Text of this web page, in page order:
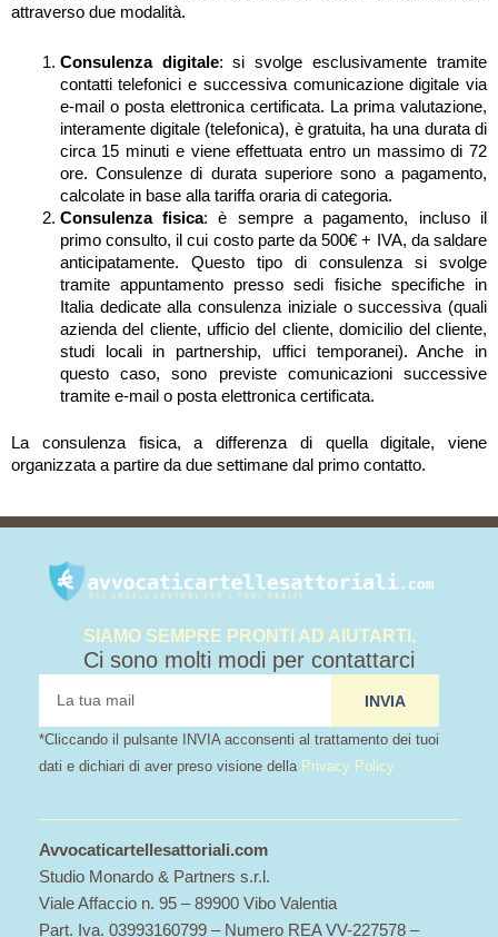
attraverso due modalità.
Consulenza digitale: si svolge esclusivamente tramite
contatti telefonici e successiva comunicazione digitale via
e-mail o posta elettronica certificata. La prima valutazione,
interamente digitale (telefonica), è gratuita, ha una durata di
circa 15 minuti e viene effettuata entro un massimo di 72
ore. Consulenze di durata superiore sono a pagamento,
calcolate in base alla tariffa oraria di categoria.
Consulenza fisica: è sempre a pagamento, incluso il
primo consulto, il cui costo parte da 500€ + IVA, da saldare
anticipatamente. Questo tipo di consulenza si svolge
tramite appuntamento presso sedi fisiche specifiche in
Italia dedicate alla consulenza iniziale o successiva (quali
azienda del cliente, ufficio del cliente, domicilio del cliente,
studi locali in partnership, uffici temporanei). Anche in
questo caso, sono previste comunicazioni successive
tramite e-mail o posta elettronica certificata.
La consulenza fisica, a differenza di quella digitale, viene
organizzata a partire da due settimane dal primo contatto.
SIAMO SEMPRE PRONTI AD AIUTARTI.
Ci sono molti modi per contattarci
INVIA
*Cliccando il pulsante INVIA acconsenti al trattamento dei tuoi
dati e dichiari di aver preso visione della Privacy Policy
Avvocaticartellesattoriali.com
Studio Monardo & Partners s.r.l.
Viale Affaccio n. 95 – 89900 Vibo Valentia
Part. Iva. 03993160799 – Numero REA VV-227578 –